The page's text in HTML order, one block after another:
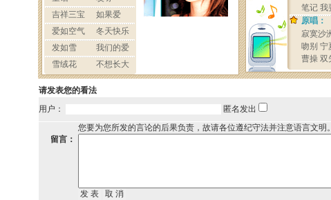
请发表您的看法
用户：
匿名发出
您要为您所发的言论的后果负责，故请各位遵纪守法并注意语言文明。
留言：